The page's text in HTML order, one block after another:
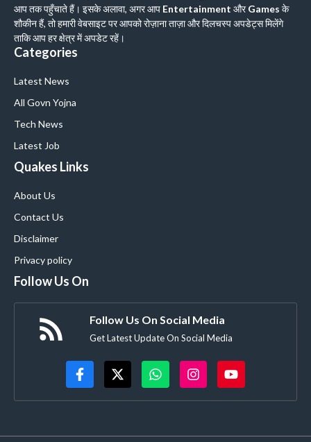
आप तक पहुँचाते हैं। इसके अलावा, अगर आप Entertainment औरGames के
शौकीन हैं, तो हमारी वेबसाइट पर आपको रोज़ाना ताज़ा और दिलचस्प अपडेट्स मिलेंगे
ताकि आप हर क्षेत्र में अपडेट रहें।
Categories
Latest News
All Govn Yojna
Tech News
Latest Job
Quakes Links
About Us
Contact Us
Disclaimer
Privacy policy
Follow Us On
Follow Us On Social Media
Get Latest Update On Social Media